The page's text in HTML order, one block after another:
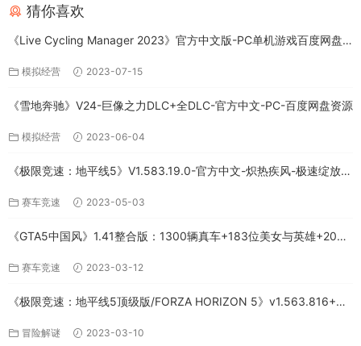
猜你喜欢
《Live Cycling Manager 2023》官方中文版-PC单机游戏百度网盘
模拟经营 2023-07-15
《雪地奔驰》V24-巨像之力DLC+全DLC-官方中文-PC-百度网盘资源
模拟经营 2023-06-04
《极限竞速：地平线5》V1.583.19.0-官方中文-炽热疾风-极速绽放
赛车竞速 2023-05-03
《GTA5中国风》1.41整合版：1300辆真车+183位美女与英雄+200%
赛车竞速 2023-03-12
《极限竞速：地平线5顶级版/FORZA HORIZON 5》v1.563.816+全
冒险解谜 2023-03-10